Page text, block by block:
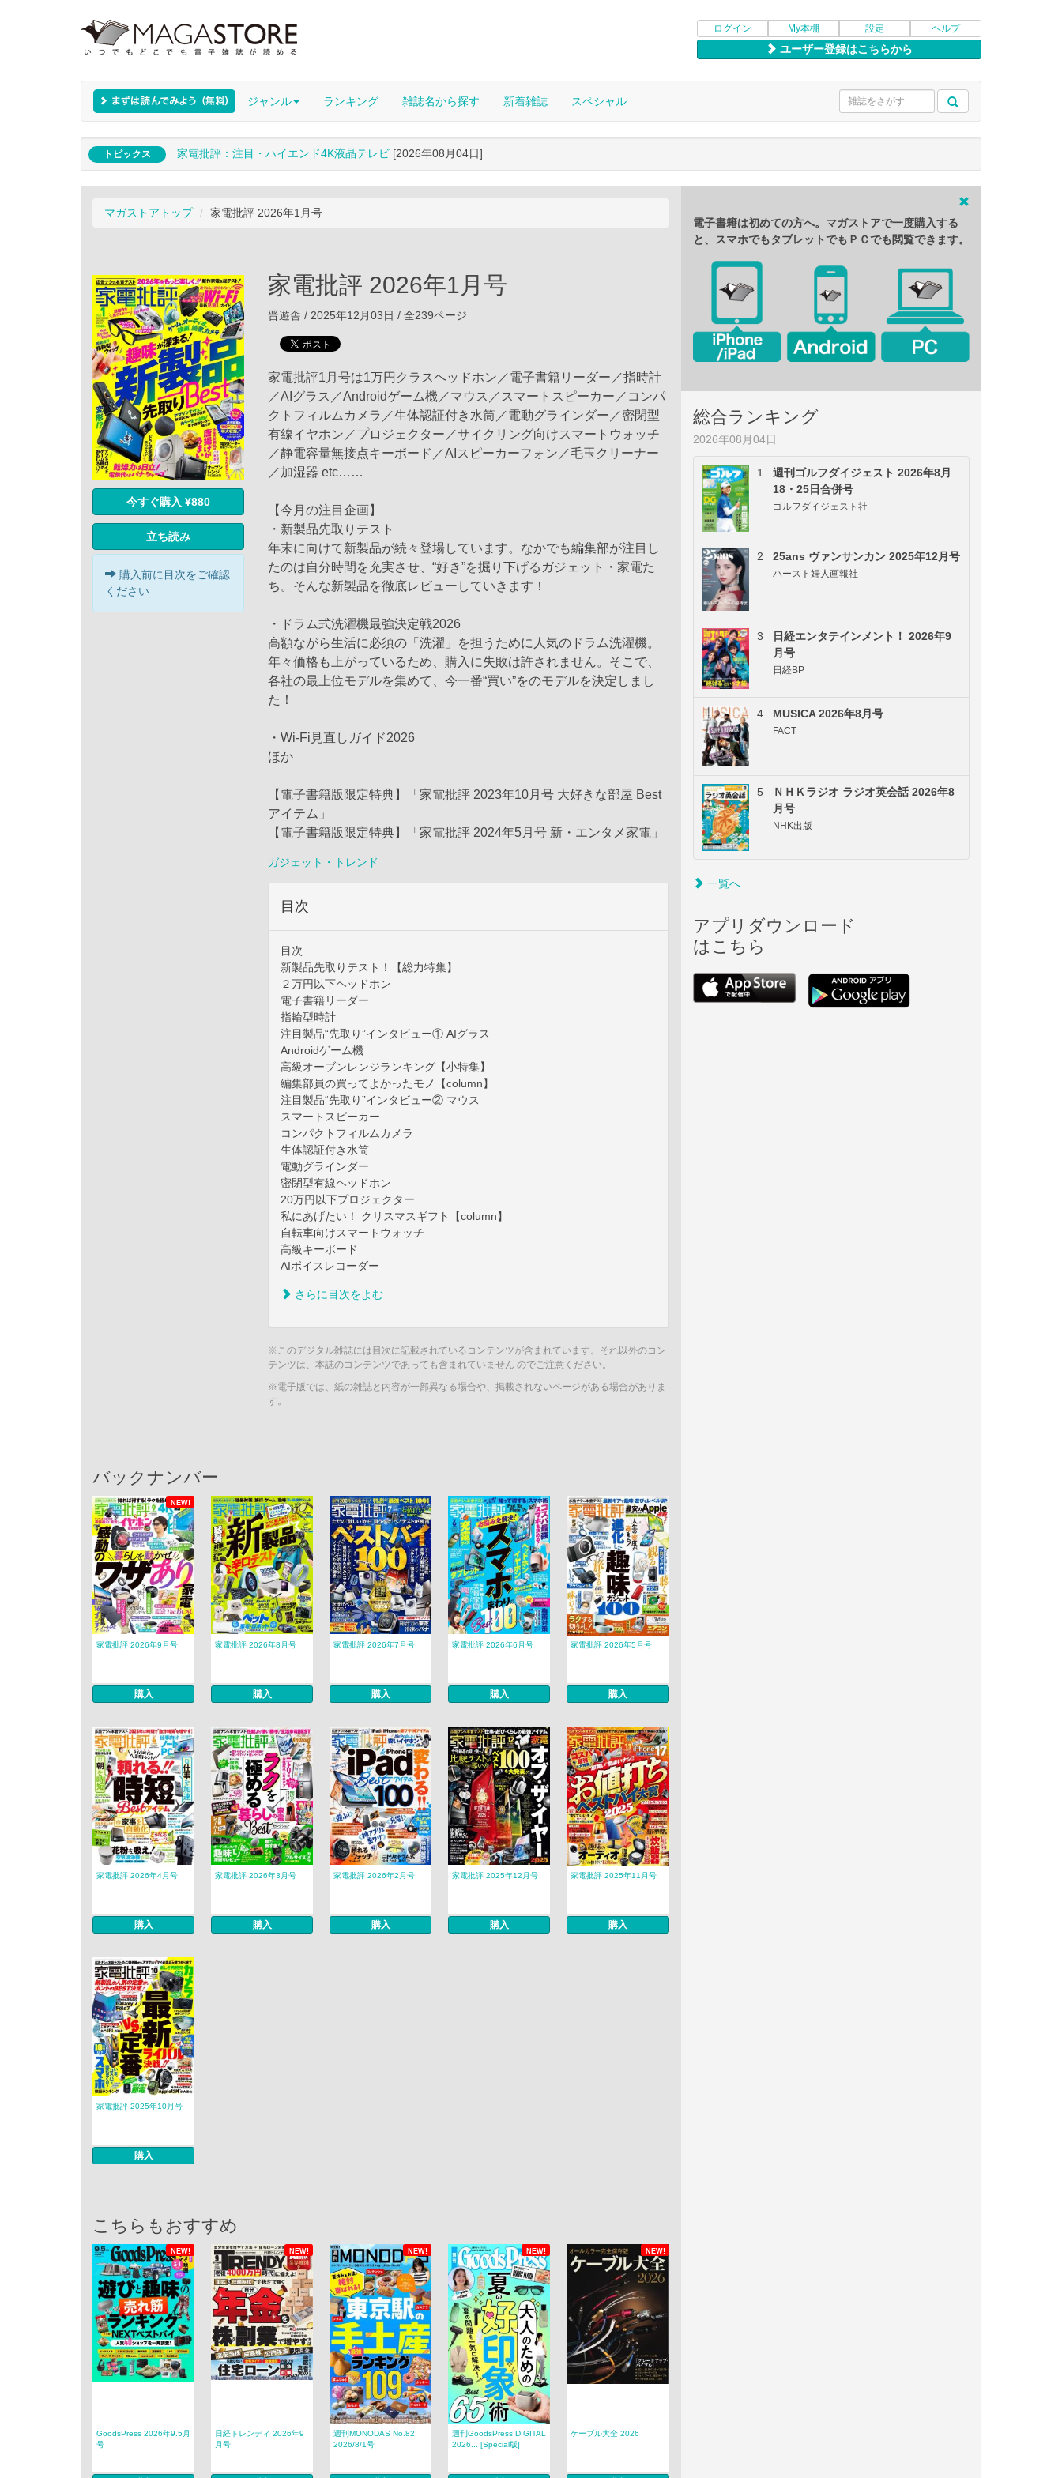
ログイン My本棚 設定 ヘルプ
ユーザー登録はこちらから
ジャンル ランキング 雑誌名から探す 新着雑誌 スペシャル
トピックス 家電批評：注目・ハイエンド4K液晶テレビ [2026年08月04日]
マガストアトップ 家電批評 2026年1月号
今すぐ購入 ¥880
立ち読み
購入前に目次をご確認
ください
家電批評 2026年1月号
晋遊舎 / 2025年12月03日 / 全239ページ
家電批評1月号は1万円クラスヘッドホン／電子書籍リーダー／指時計
／AIグラス／Androidゲーム機／マウス／スマートスピーカー／コンパ
クトフィルムカメラ／生体認証付き水筒／電動グラインダー／密閉型
有線イヤホン／プロジェクター／サイクリング向けスマートウォッチ
／静電容量無接点キーボード／AIスピーカーフォン／毛玉クリーナー
／加湿器 etc……
【今月の注目企画】
・新製品先取りテスト
年末に向けて新製品が続々登場しています。なかでも編集部が注目し
たのは自分時間を充実させ、“好き”を掘り下げるガジェット・家電た
ち。そんな新製品を徹底レビューしていきます！
・ドラム式洗濯機最強決定戦2026
高額ながら生活に必須の「洗濯」を担うために人気のドラム洗濯機。
年々価格も上がっているため、購入に失敗は許されません。そこで、
各社の最上位モデルを集めて、今一番“買い”をのモデルを決定しまし
た！
・Wi-Fi見直しガイド2026
ほか
【電子書籍版限定特典】「家電批評 2023年10月号 大好きな部屋 Best
アイテム」
【電子書籍版限定特典】「家電批評 2024年5月号 新・エンタメ家電」
ガジェット・トレンド
目次
目次
新製品先取りテスト！【総力特集】
２万円以下ヘッドホン
電子書籍リーダー
指輪型時計
注目製品“先取り”インタビュー① AIグラス
Androidゲーム機
高級オーブンレンジランキング【小特集】
編集部員の買ってよかったモノ【column】
注目製品“先取り”インタビュー② マウス
スマートスピーカー
コンパクトフィルムカメラ
生体認証付き水筒
電動グラインダー
密閉型有線ヘッドホン
20万円以下プロジェクター
私にあげたい！ クリスマスギフト【column】
自転車向けスマートウォッチ
高級キーボード
AIボイスレコーダー
さらに目次をよむ
※このデジタル雑誌には目次に記載されているコンテンツが含まれています。それ以外のコン
テンツは、本誌のコンテンツであっても含まれていません のでご注意ください。
※電子版では、紙の雑誌と内容が一部異なる場合や、掲載されないページがある場合がありま
す。
バックナンバー
NEW!
家電批評 2026年9月号
購入
家電批評 2026年8月号
購入
家電批評 2026年7月号
購入
家電批評 2026年6月号
購入
家電批評 2026年5月号
購入
家電批評 2026年4月号
購入
家電批評 2026年3月号
購入
家電批評 2026年2月号
購入
家電批評 2025年12月号
購入
家電批評 2025年11月号
購入
家電批評 2025年10月号
購入
こちらもおすすめ
NEW! NEW! NEW! NEW! NEW!
GoodsPress 2026年9.5月
号
日経トレンディ 2026年9
月号
週刊MONODAS No.82
2026/8/1号
週刊GoodsPress DIGITAL
2026... [Special版]
ケーブル大全 2026
電子書籍は初めての方へ。マガストアで一度購入する
と、スマホでもタブレットでもＰＣでも閲覧できます。
総合ランキング
2026年08月04日
1
週刊ゴルフダイジェスト 2026年8月
18・25日合併号
ゴルフダイジェスト社
2 25ans ヴァンサンカン 2025年12月号
ハースト婦人画報社
3
日経エンタテインメント！ 2026年9
月号
日経BP
4 MUSICA 2026年8月号
FACT
5
ＮＨＫラジオ ラジオ英会話 2026年8
月号
NHK出版
一覧へ
アプリダウンロード
はこちら